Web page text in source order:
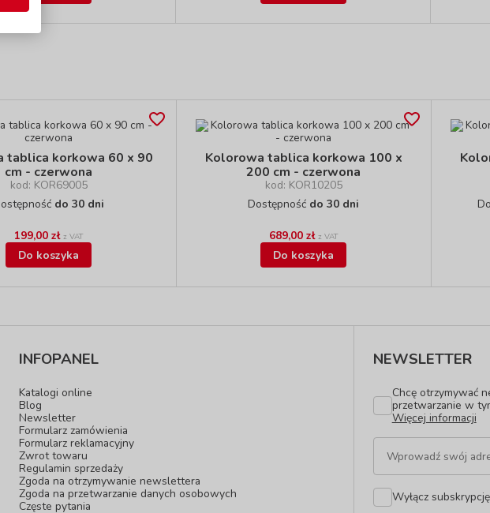
tablica korkowa 60 x 90
cm - czerwona
kod: KOR69005
do 30 dni
199,00 zł z VAT
Do koszyka
Kolorowa tablica korkowa 100 x
200 cm - czerwona
kod: KOR10205
Dostępność do 30 dni
689,00 zł z VAT
Do koszyka
INFOPANEL
Katalogi online
Blog
Newsletter
Formularz zamówienia
Formularz reklamacyjny
Zwrot towaru
Regulamin sprzedaży
Zgoda na otrzymywanie newslettera
Zgoda na przetwarzanie danych osobowych
Częste pytania
NEWSLETTER
Chcę otrzymywać
przetwarzanie w
Więcej informacji
Wyłącz subskrypcję